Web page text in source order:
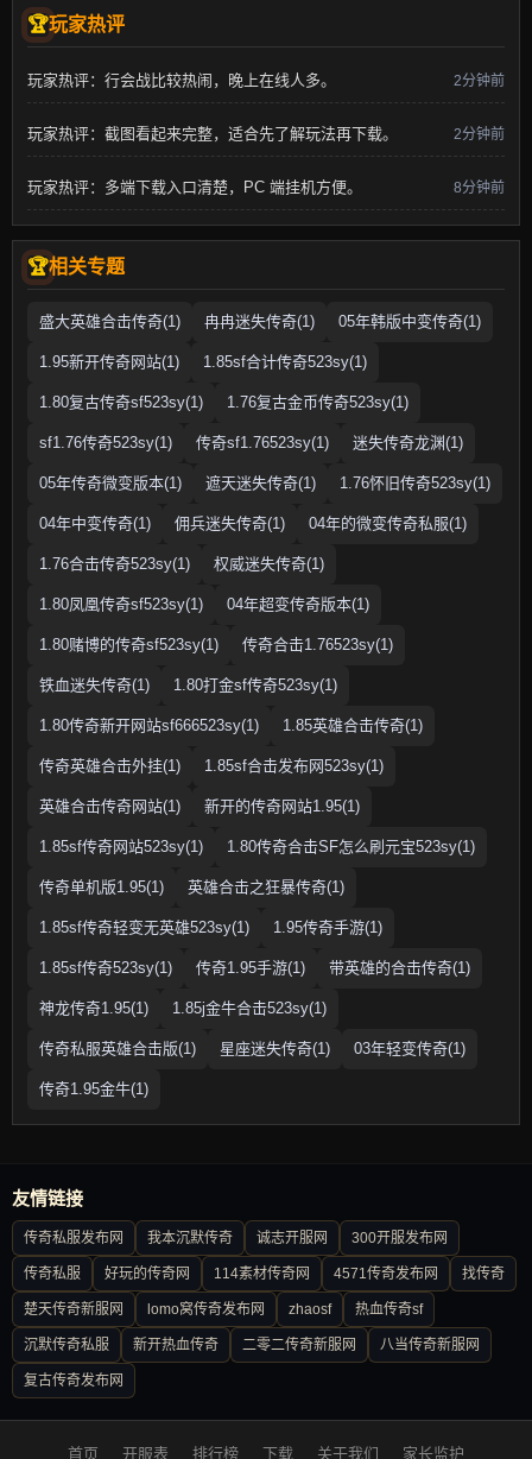
玩家热评
玩家热评：行会战比较热闹，晚上在线人多。 2分钟前
玩家热评：截图看起来完整，适合先了解玩法再下载。 2分钟前
玩家热评：多端下载入口清楚，PC 端挂机方便。 8分钟前
相关专题
盛大英雄合击传奇(1) 冉冉迷失传奇(1) 05年韩版中变传奇(1)
1.95新开传奇网站(1) 1.85sf合计传奇523sy(1)
1.80复古传奇sf523sy(1) 1.76复古金币传奇523sy(1)
sf1.76传奇523sy(1) 传奇sf1.76523sy(1) 迷失传奇龙渊(1)
05年传奇微变版本(1) 遮天迷失传奇(1) 1.76怀旧传奇523sy(1)
04年中变传奇(1) 佣兵迷失传奇(1) 04年的微变传奇私服(1)
1.76合击传奇523sy(1) 权威迷失传奇(1)
1.80凤凰传奇sf523sy(1) 04年超变传奇版本(1)
1.80赌博的传奇sf523sy(1) 传奇合击1.76523sy(1)
铁血迷失传奇(1) 1.80打金sf传奇523sy(1)
1.80传奇新开网站sf666523sy(1) 1.85英雄合击传奇(1)
传奇英雄合击外挂(1) 1.85sf合击发布网523sy(1)
英雄合击传奇网站(1) 新开的传奇网站1.95(1)
1.85sf传奇网站523sy(1) 1.80传奇合击SF怎么刷元宝523sy(1)
传奇单机版1.95(1) 英雄合击之狂暴传奇(1)
1.85sf传奇轻变无英雄523sy(1) 1.95传奇手游(1)
1.85sf传奇523sy(1) 传奇1.95手游(1) 带英雄的合击传奇(1)
神龙传奇1.95(1) 1.85j金牛合击523sy(1)
传奇私服英雄合击版(1) 星座迷失传奇(1) 03年轻变传奇(1)
传奇1.95金牛(1)
友情链接
传奇私服发布网 我本沉默传奇 诚志开服网 300开服发布网
传奇私服 好玩的传奇网 114素材传奇网 4571传奇发布网 找传奇
楚天传奇新服网 lomo窝传奇发布网 zhaosf 热血传奇sf
沉默传奇私服 新开热血传奇 二零二传奇新服网 八当传奇新服网
复古传奇发布网
首页 开服表 排行榜 下载 关于我们 家长监护